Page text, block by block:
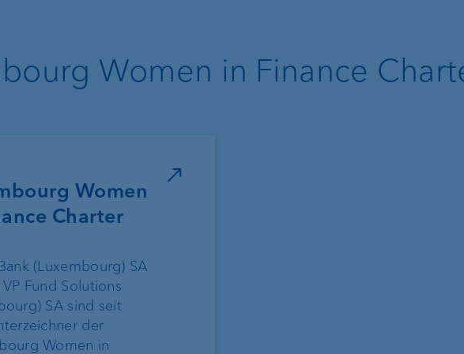
Women in Finance
Women
Charter
(Luxembourg) SA
Fund Solutions
SA sind seit
der
Women in